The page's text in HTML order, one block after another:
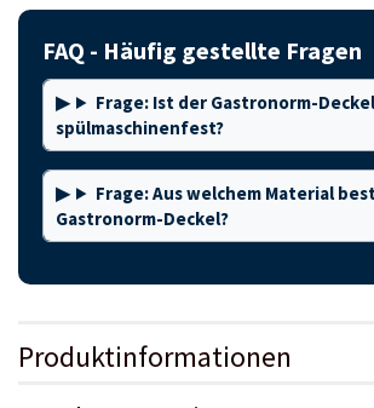
FAQ - Häufig gestellte Fragen
Frage: Ist der Gastronorm-Deckel
spülmaschinenfest?
Frage: Aus welchem Material
Gastronorm-Deckel?
Produktinformationen